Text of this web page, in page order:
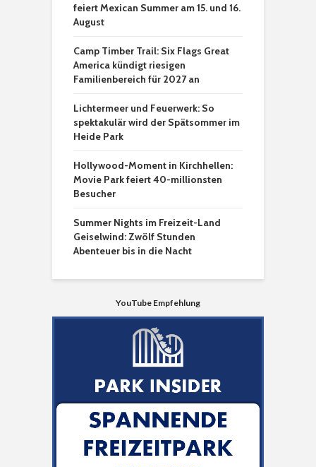
feiert Mexican Summer am 15. und 16.
August
Camp Timber Trail: Six Flags Great
America kündigt riesigen
Familienbereich für 2027 an
Lichtermeer und Feuerwerk: So
spektakulär wird der Spätsommer im
Heide Park
Hollywood-Moment in Kirchhellen:
Movie Park feiert 40-millionsten
Besucher
Summer Nights im Freizeit-Land
Geiselwind: Zwölf Stunden
Abenteuer bis in die Nacht
YouTube Empfehlung